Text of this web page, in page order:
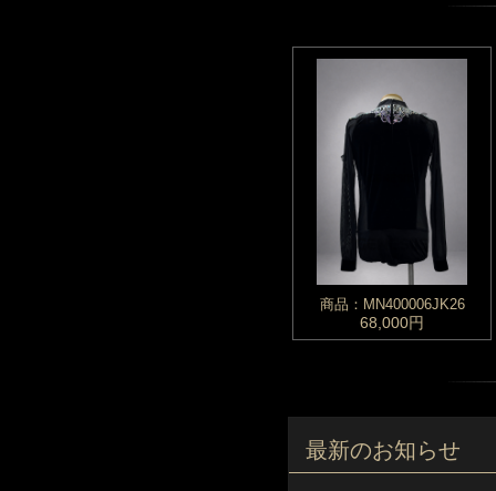
商品：MN400006JK26
68,000円
最新のお知らせ